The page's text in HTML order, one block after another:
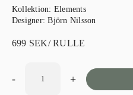
Kollektion: Elements
Designer:Björn Nilsson
699 SEK/ RULLE
- +